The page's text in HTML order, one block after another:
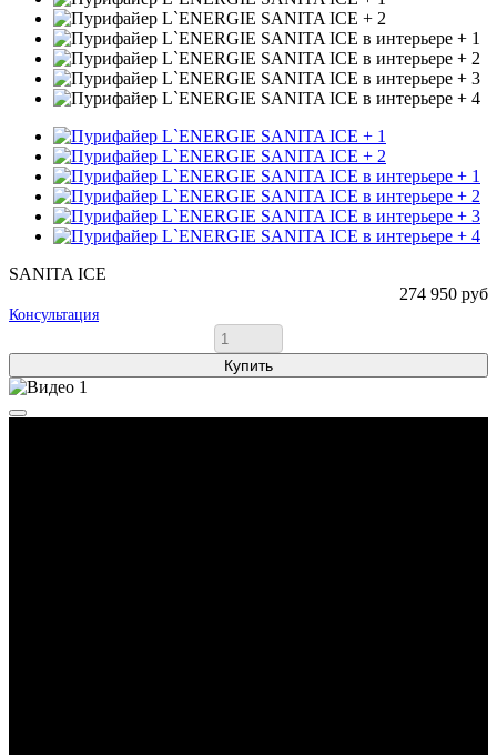
SANITA ICE
274 950 руб
Консультация
Купить